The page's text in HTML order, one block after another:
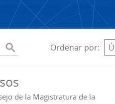
Ordenar por
de la Magistratura de la